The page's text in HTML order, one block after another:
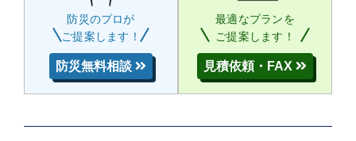
防災のプロが
ご提案します！
防災無料相談
最適なプランを
ご提案します！
見積依頼・FAX